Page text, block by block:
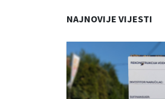
NAJNOVIJE VIJESTI